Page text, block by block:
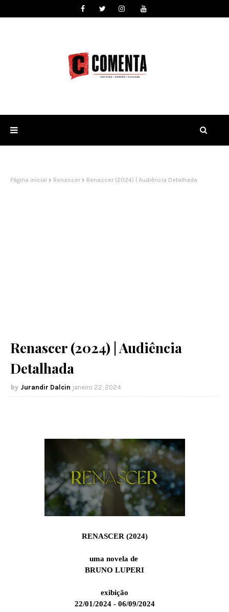
Página inicial Renascer Renascer (2024) | Audiência Detalhada
Renascer (2024) | Audiência
Detalhada
Jurandir Dalcin janeiro 22, 2024
RENASCER (2024)
uma novela de
BRUNO LUPERI
exibição
22/01/2024 - 06/09/2024